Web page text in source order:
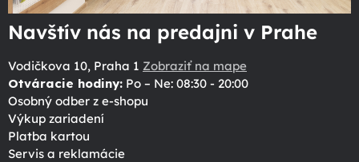
Navštív nás na predajni v Prahe
Vodičkova 10, Praha 1 Zobraziť na mape
Otváracie hodiny: Po – Ne: 08:30 - 20:00
Osobný odber z e-shopu
Výkup zariadení
Platba kartou
Servis a reklamácie